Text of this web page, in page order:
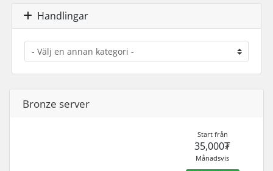
Handlingar
Bronze server
Start från
35,000₮
Månadsvis